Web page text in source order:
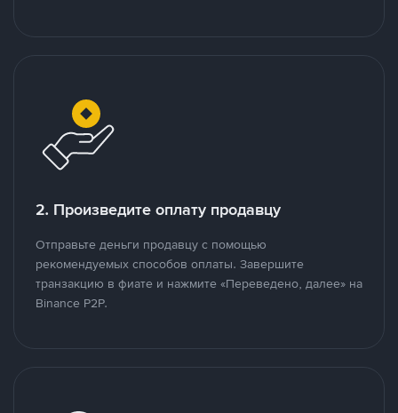
2. Произведите оплату продавцу
Отправьте деньги продавцу с помощью
рекомендуемых способов оплаты. Завершите
транзакцию в фиате и нажмите «Переведено, далее» на
Binance P2P.